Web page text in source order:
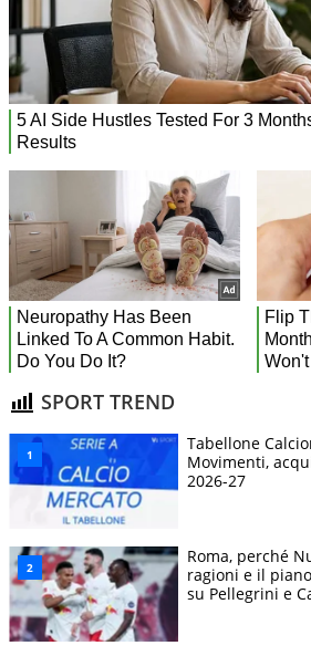
SPORT TREND
Tabellone
Movimenti,
2026-27
Roma, perché
ragioni e il
su Pellegrini e